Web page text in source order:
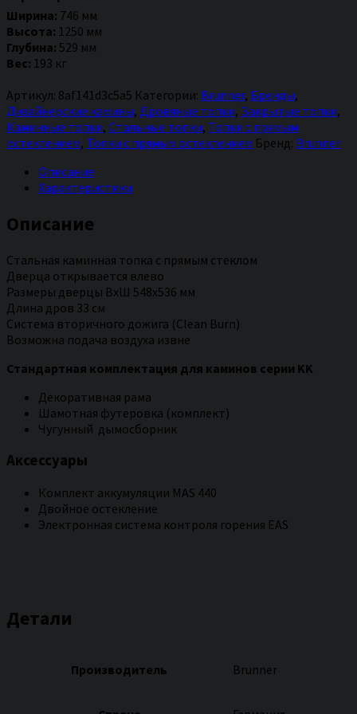
топка
Kompakt-
Kamin
KK
57/55f
Ширина: 746 мм
Высота: 1250 мм
Глубина: 529 мм
Вес: 193 кг
Артикул: 8af141d3c5a5 Категории: Brunner, Бренды,
Дизайнерские камины, Дровяные топки, Закрытые топки,
Каминные топки, Стальные топки, Топки с прямым
остеклением, Топки с прямым остеклением Бренд: Brunner
Описание
Характеристики
Описание
Стальная каминная топка с прямым стеклом
Дверца открывается влево
Размеры дверцы ВхШ 548х536 мм
Длина дров 33 см
Система вторичного дожига (Clean Burn)
Возможна подача воздуха извне
Стандартная комплектация для каминов серии KK
Декоративная рама
Шамотная футеровка (комплект)
Чугунный дымосборник
Аксессуары
Комплект аккумуляции MAS 440
Двойное остекление
Электронная система контроля горения EAS
Детали
Производитель Brunner